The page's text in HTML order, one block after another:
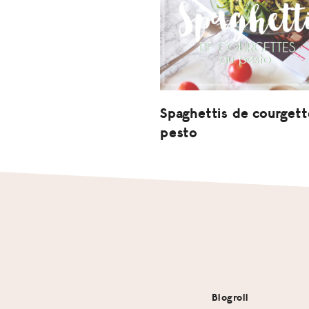
Spaghettis de
pesto
Blogroll